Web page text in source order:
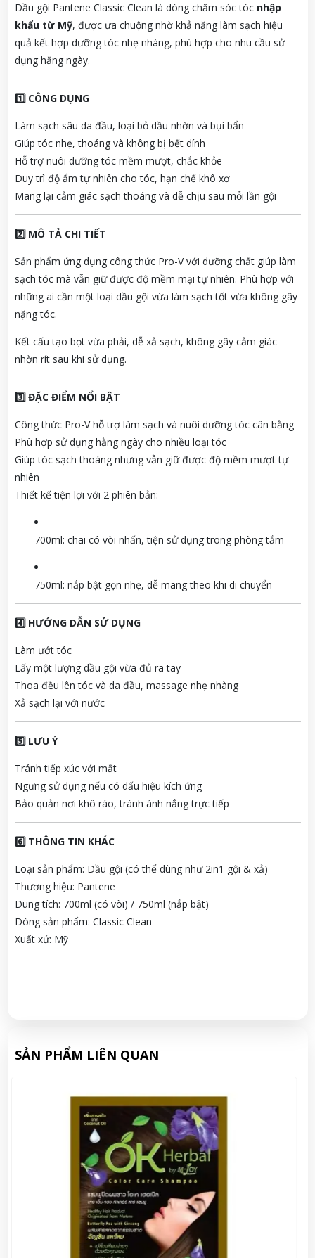
Dầu gội Pantene Classic Clean là dòng chăm sóc tóc nhập
khẩu từ Mỹ, được ưa chuộng nhờ khả năng làm sạch hiệu
quả kết hợp dưỡng tóc nhẹ nhàng, phù hợp cho nhu cầu sử
dụng hằng ngày.
1️⃣ CÔNG DỤNG
Làm sạch sâu da đầu, loại bỏ dầu nhờn và bụi bẩn
Giúp tóc nhẹ, thoáng và không bị bết dính
Hỗ trợ nuôi dưỡng tóc mềm mượt, chắc khỏe
Duy trì độ ẩm tự nhiên cho tóc, hạn chế khô xơ
Mang lại cảm giác sạch thoáng và dễ chịu sau mỗi lần gội
2️⃣ MÔ TẢ CHI TIẾT
Sản phẩm ứng dụng công thức Pro-V với dưỡng chất giúp làm
sạch tóc mà vẫn giữ được độ mềm mại tự nhiên. Phù hợp với
những ai cần một loại dầu gội vừa làm sạch tốt vừa không gây
nặng tóc.
Kết cấu tạo bọt vừa phải, dễ xả sạch, không gây cảm giác
nhờn rít sau khi sử dụng.
3️⃣ ĐẶC ĐIỂM NỔI BẬT
Công thức Pro-V hỗ trợ làm sạch và nuôi dưỡng tóc cân bằng
Phù hợp sử dụng hằng ngày cho nhiều loại tóc
Giúp tóc sạch thoáng nhưng vẫn giữ được độ mềm mượt tự
nhiên
Thiết kế tiện lợi với 2 phiên bản:
700ml: chai có vòi nhấn, tiện sử dụng trong phòng tắm
750ml: nắp bật gọn nhẹ, dễ mang theo khi di chuyển
4️⃣ HƯỚNG DẪN SỬ DỤNG
Làm ướt tóc
Lấy một lượng dầu gội vừa đủ ra tay
Thoa đều lên tóc và da đầu, massage nhẹ nhàng
Xả sạch lại với nước
5️⃣ LƯU Ý
Tránh tiếp xúc với mắt
Ngưng sử dụng nếu có dấu hiệu kích ứng
Bảo quản nơi khô ráo, tránh ánh nắng trực tiếp
6️⃣ THÔNG TIN KHÁC
Loại sản phẩm: Dầu gội (có thể dùng như 2in1 gội & xả)
Thương hiệu: Pantene
Dung tích: 700ml (có vòi) / 750ml (nắp bật)
Dòng sản phẩm: Classic Clean
Xuất xứ: Mỹ
SẢN PHẨM LIÊN QUAN